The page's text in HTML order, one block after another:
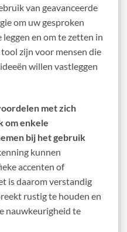
van geavanceerde
om uw gesproken
en om te zetten in
zijn voor mensen die
willen vastleggen
met zich
om enkele
bij het gebruik
kunnen
accenten of
is daarom verstandig
rustig te houden en
nauwkeurigheid te